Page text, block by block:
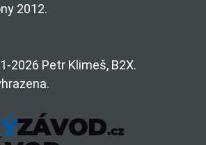
2012.
2026 Petr Klimeš, B2X.